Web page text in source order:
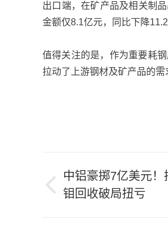
出口端，在矿产品及相关制
金额仅8.1亿元，同比下降
值得关注的是，作为重要耗
拉动了上游钢材及矿产品的需
章
中铝豪掷7亿美元
钼回收破局扭亏